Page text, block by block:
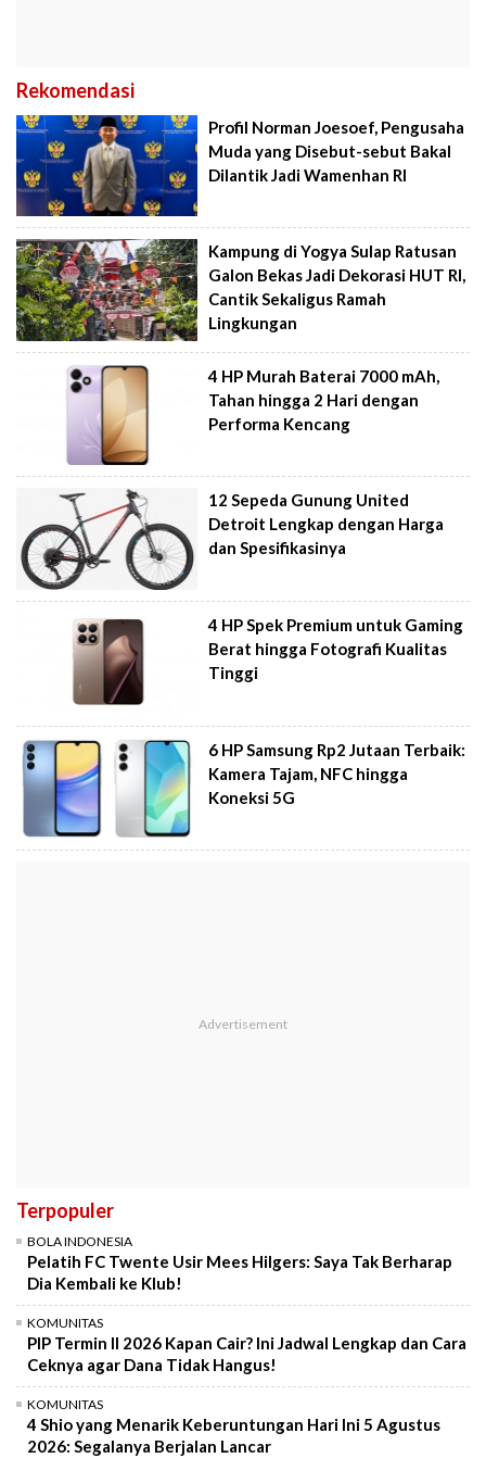
Rekomendasi
Profil Norman Joesoef, Pengusaha
Muda yang Disebut-sebut Bakal
Dilantik Jadi Wamenhan RI
Kampung di Yogya Sulap Ratusan
Galon Bekas Jadi Dekorasi HUT RI,
Cantik Sekaligus Ramah
Lingkungan
4 HP Murah Baterai 7000 mAh,
Tahan hingga 2 Hari dengan
Performa Kencang
12 Sepeda Gunung United
Detroit Lengkap dengan Harga
dan Spesifikasinya
4 HP Spek Premium untuk Gaming
Berat hingga Fotografi Kualitas
Tinggi
6 HP Samsung Rp2 Jutaan Terbaik:
Kamera Tajam, NFC hingga
Koneksi 5G
Terpopuler
BOLA INDONESIA
Pelatih FC Twente Usir Mees Hilgers: Saya Tak Berharap
Dia Kembali ke Klub!
KOMUNITAS
PIP Termin II 2026 Kapan Cair? Ini Jadwal Lengkap dan Cara
Ceknya agar Dana Tidak Hangus!
KOMUNITAS
4 Shio yang Menarik Keberuntungan Hari Ini 5 Agustus
2026: Segalanya Berjalan Lancar